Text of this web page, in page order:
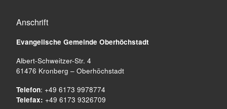
Anschrift
Evangelische Gemeinde Oberhöchstadt
Albert-Schweitzer-Str. 4
61476 Kronberg – Oberhöchstadt
Telefon: +49 6173 9978774
Telefax: +49 6173 9326709